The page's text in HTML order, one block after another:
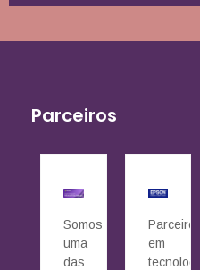
Parceiros
Somos
uma
das
Parceiros
em
tecnologia